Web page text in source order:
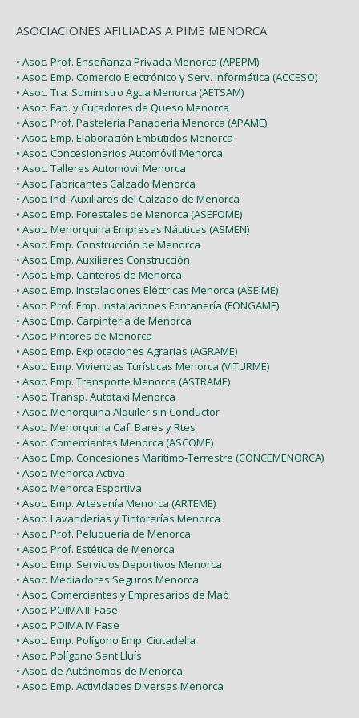
ASOCIACIONES AFILIADAS A PIME MENORCA
• Asoc. Prof. Enseñanza Privada Menorca (APEPM)
• Asoc. Emp. Comercio Electrónico y Serv. Informática (ACCESO)
• Asoc. Tra. Suministro Agua Menorca (AETSAM)
• Asoc. Fab. y Curadores de Queso Menorca
• Asoc. Prof. Pastelería Panadería Menorca (APAME)
• Asoc. Emp. Elaboración Embutidos Menorca
• Asoc. Concesionarios Automóvil Menorca
• Asoc. Talleres Automóvil Menorca
• Asoc. Fabricantes Calzado Menorca
• Asoc. Ind. Auxiliares del Calzado de Menorca
• Asoc. Emp. Forestales de Menorca (ASEFOME)
• Asoc. Menorquina Empresas Náuticas (ASMEN)
• Asoc. Emp. Construcción de Menorca
• Asoc. Emp. Auxiliares Construcción
• Asoc. Emp. Canteros de Menorca
• Asoc. Emp. Instalaciones Eléctricas Menorca (ASEIME)
• Asoc. Prof. Emp. Instalaciones Fontanería (FONGAME)
• Asoc. Emp. Carpintería de Menorca
• Asoc. Pintores de Menorca
• Asoc. Emp. Explotaciones Agrarias (AGRAME)
• Asoc. Emp. Viviendas Turísticas Menorca (VITURME)
• Asoc. Emp. Transporte Menorca (ASTRAME)
• Asoc. Transp. Autotaxi Menorca
• Asoc. Menorquina Alquiler sin Conductor
• Asoc. Menorquina Caf. Bares y Rtes
• Asoc. Comerciantes Menorca (ASCOME)
• Asoc. Emp. Concesiones Marítimo-Terrestre (CONCEMENORCA)
• Asoc. Menorca Activa
• Asoc. Menorca Esportiva
• Asoc. Emp. Artesanía Menorca (ARTEME)
• Asoc. Lavanderías y Tintorerías Menorca
• Asoc. Prof. Peluquería de Menorca
• Asoc. Prof. Estética de Menorca
• Asoc. Emp. Servicios Deportivos Menorca
• Asoc. Mediadores Seguros Menorca
• Asoc. Comerciantes y Empresarios de Maó
• Asoc. POIMA III Fase
• Asoc. POIMA IV Fase
• Asoc. Emp. Polígono Emp. Ciutadella
• Asoc. Polígono Sant Lluís
• Asoc. de Autónomos de Menorca
• Asoc. Emp. Actividades Diversas Menorca